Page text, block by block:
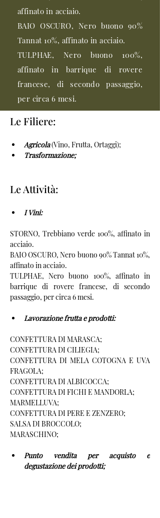
affinato in acciaio.
BAIO OSCURO, Nero buono 90%
Tannat 10%, affinato in acciaio.
TULPHAE, Nero buono 100%,
affinato in barrique di rovere
francese, di secondo passaggio,
per circa 6 mesi.
Le Filiere:
Agricola (Vino, Frutta, Ortaggi);
Trasformazione;
Le Attività:
I Vini:
STORNO, Trebbiano verde 100%, affinato in
acciaio.
BAIO OSCURO, Nero buono 90% Tannat 10%,
affinato in acciaio.
TULPHAE, Nero buono 100%, affinato in
barrique di rovere francese, di secondo
passaggio, per circa 6 mesi.
Lavorazione frutta e prodotti:
CONFETTURA DI MARASCA;
CONFETTURA DI CILIEGIA;
CONFETTURA DI MELA COTOGNA E UVA
FRAGOLA;
CONFETTURA DI ALBICOCCA;
CONFETTURA DI FICHI E MANDORLA;
MARMELLUVA;
CONFETTURA DI PERE E ZENZERO;
SALSA DI BROCCOLO;
MARASCHINO;
Punto vendita per acquisto e
degustazione dei prodotti;